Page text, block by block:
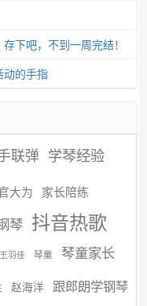
下吧，不到一周完结！
动的手指
联弹 学琴经验
大为 家长陪练
琴 抖音热歌
王羽佳 琴童 琴童家长
赵海洋 跟郎朗学钢琴